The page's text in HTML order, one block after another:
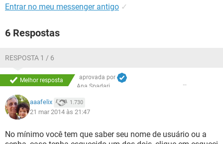
Entrar no meu messenger antigo ✓
6 Respostas
RESPOSTA 1 / 6
Melhor resposta
aprovada por
Ana Spadari
aaafelix 1.730
21 mar 2014 às 21:47
No mínimo você tem que saber seu nome de usuário ou a